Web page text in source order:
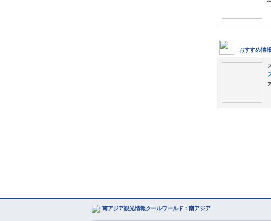
おすすめ情報
南アジア観光情報クールワールド：南アジア